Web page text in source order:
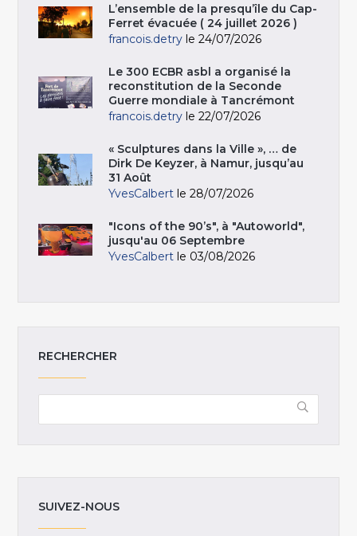
L’ensemble de la presqu’île du Cap-
Ferret évacuée ( 24 juillet 2026 )
francois.detry le 24/07/2026
Le 300 ECBR asbl a organisé la
reconstitution de la Seconde
Guerre mondiale à Tancrémont
francois.detry le 22/07/2026
« Sculptures dans la Ville », … de
Dirk De Keyzer, à Namur, jusqu’au
31 Août
YvesCalbert le 28/07/2026
"Icons of the 90’s", à "Autoworld",
jusqu'au 06 Septembre
YvesCalbert le 03/08/2026
RECHERCHER
SUIVEZ-NOUS